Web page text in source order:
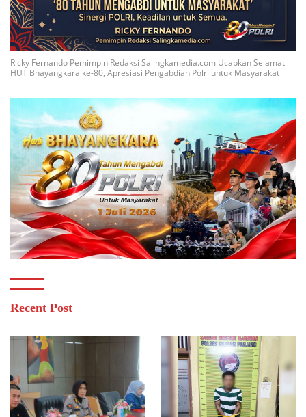
Ricky Fernando Pemimpin Redaksi Salingkamedia.com Ucapkan Selamat
HUT Bhayangkara ke-80, Apresiasi Pengabdian Polri untuk Masyarakat
Recent Post